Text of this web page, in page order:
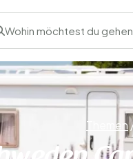
Wohin möchtest du
Themen